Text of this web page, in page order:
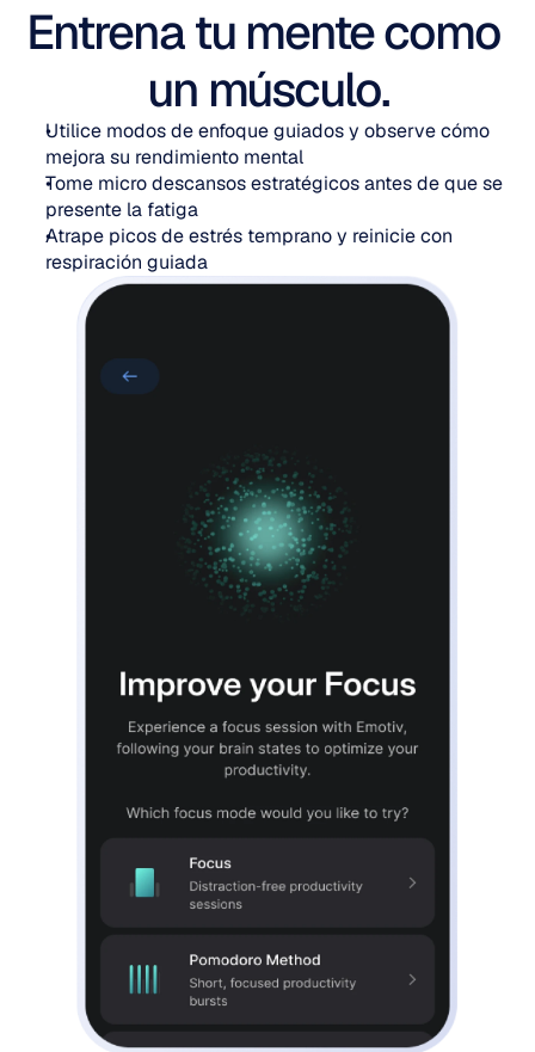
Entrena tu mente como
un músculo.
Utilice modos de enfoque guiados y observe cómo
mejora su rendimiento mental
Tome micro descansos estratégicos antes de que se
presente la fatiga
Atrape picos de estrés temprano y reinicie con
respiración guiada